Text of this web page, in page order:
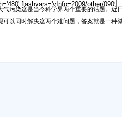
污染这是当今科学界两个重要的话题。近
以同时解决这两个难问题，答案就是一种